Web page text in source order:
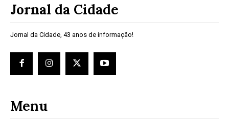
Jornal da Cidade
Jornal da Cidade, 43 anos de informação!
Menu